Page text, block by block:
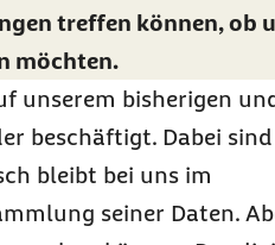
treffen können, ob
möchten.
unserem bisherigen
beschäftigt. Dabei
bleibt bei uns im
seiner Daten.